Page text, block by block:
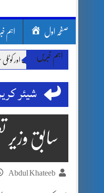
صفحہ اول اہم
اہم خبریں
بارشیں، لینڈ سلائیڈنگ اور کوٹلی ستیاں
شیئر
سابق وزیر
Abdul Khateeb